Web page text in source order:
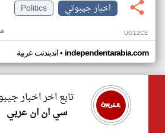
اخبار جيبوتي
Politics
UG12CE
اندبندنت عربية• independentarabia.com
تابع اخر اخبار
سي ان ان عربي